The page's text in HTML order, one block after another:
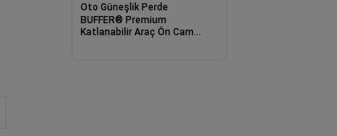
Oto Güneşlik Perde
BUFFER® Premium
Katlanabilir Araç Ön Cam